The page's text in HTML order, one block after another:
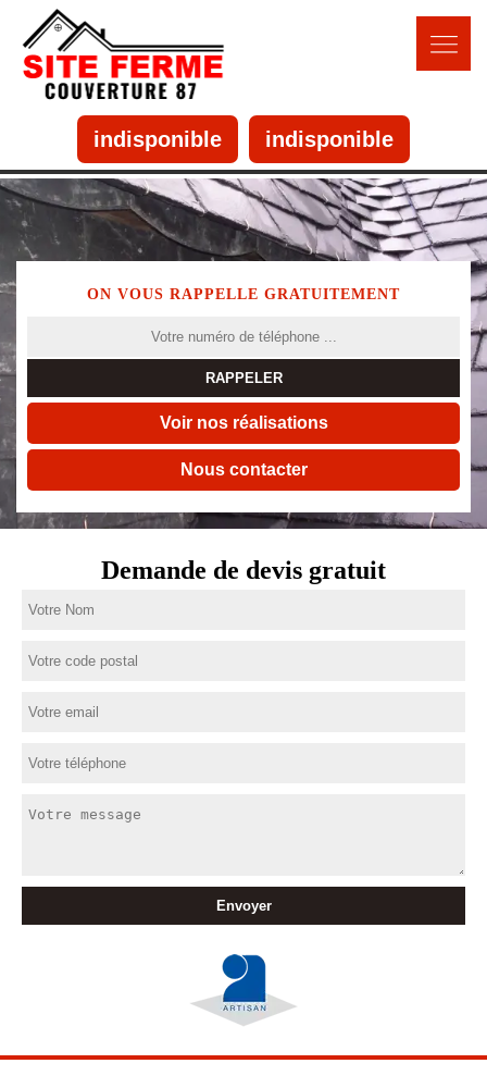
indisponible indisponible
ON VOUS RAPPELLE GRATUITEMENT
Voir nos réalisations
Nous contacter
Demande de devis gratuit